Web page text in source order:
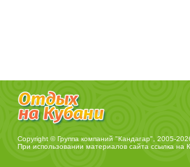
Copyright © Группа компаний "Кандагар", 2005-
При использовании материалов сайта ссылка на